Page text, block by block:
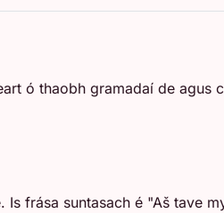
ó thaobh gramadaí de agus
frása suntasach é "Aš tave